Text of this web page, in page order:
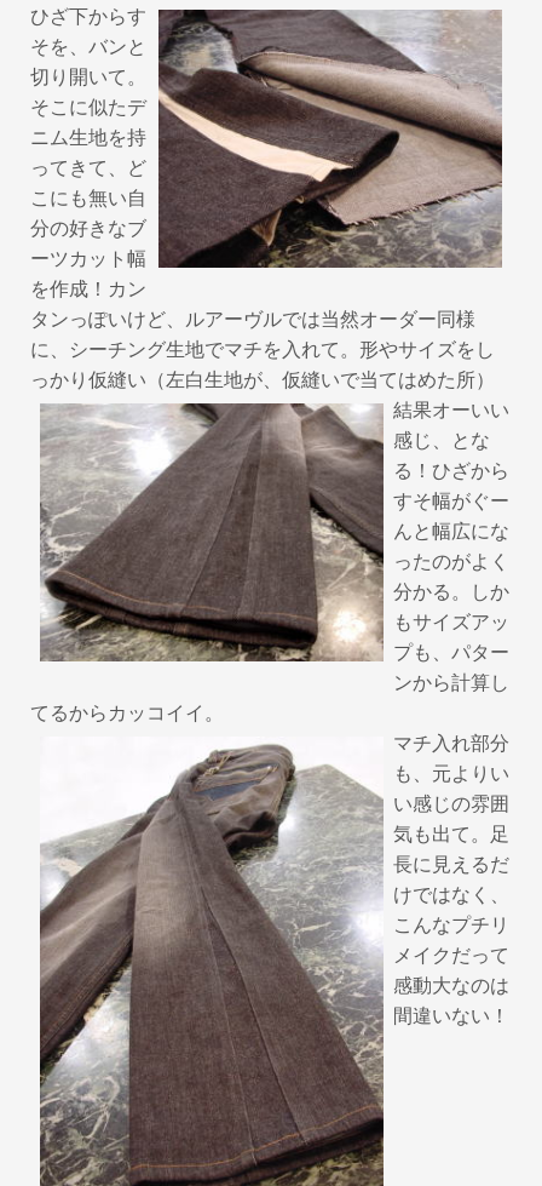
ひざ下からす
そを、バンと
切り開いて。
そこに似たデ
ニム生地を持
ってきて、ど
こにも無い自
分の好きなブ
ーツカット幅
を作成！カン
タンっぽいけど、ルアーヴルでは当然オーダー同様
に、シーチング生地でマチを入れて。形やサイズをし
っかり仮縫い（左白生地が、仮縫いで当てはめた所）
結果オーいい
感じ、とな
る！ひざから
すそ幅がぐー
んと幅広にな
ったのがよく
分かる。しか
もサイズアッ
プも、パター
ンから計算し
てるからカッコイイ。
マチ入れ部分
も、元よりい
い感じの雰囲
気も出て。足
長に見えるだ
けではなく、
こんなプチリ
メイクだって
感動大なのは
間違いない！